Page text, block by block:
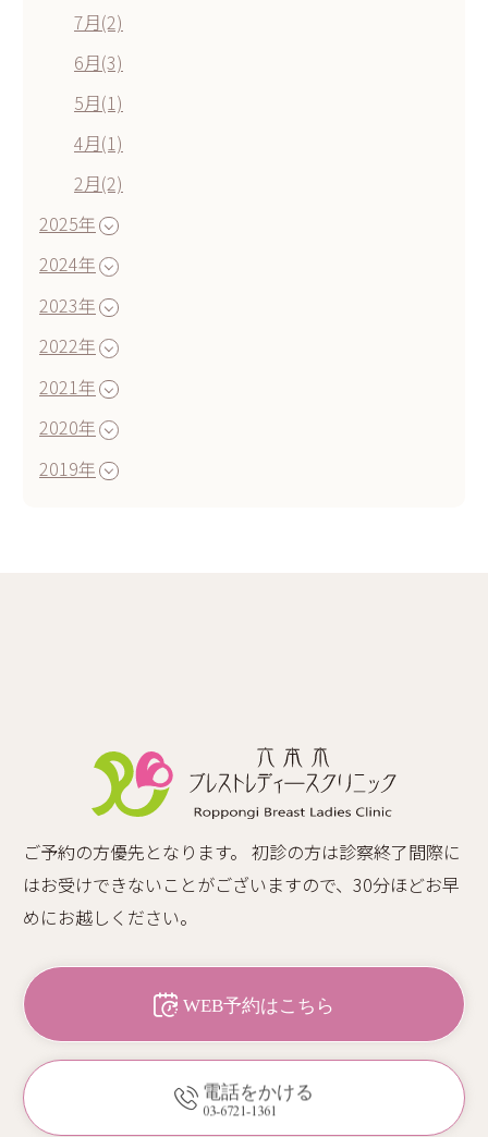
7月(2)
6月(3)
5月(1)
4月(1)
2月(2)
2025年
2024年
2023年
2022年
2021年
2020年
2019年
ご予約の方優先となります。 初診の方は診察終了間際に
はお受けできないことがございますので、30分ほどお早
めにお越しください。
WEB予約はこちら
電話をかける
03-6721-1361